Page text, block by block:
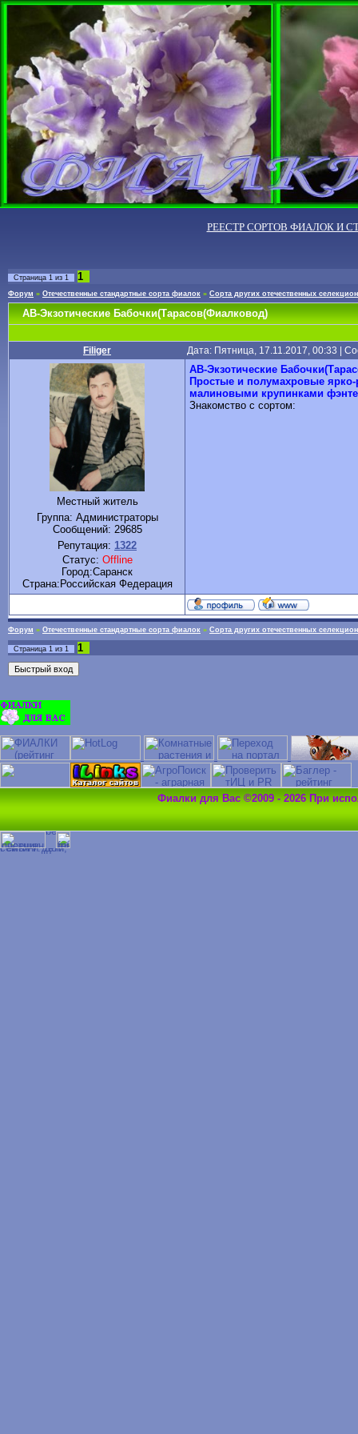
РЕЕСТР СОРТОВ ФИАЛОК И
Страница 1 из 1 1
Форум » Отечественные стандартные сорта фиалок » Сорта других отечественных
АВ-Экзотические Бабочки(Тарасов(Фиалковод)
Filiger Дата: Пятница, 17.11.2017, 00:33 |
Местный житель
Группа: Администраторы
Сообщений: 29685
Репутация: 1322
Статус: Offline
Город:Саранск
Cтрана:Российская Федерация
АВ-Экзотические
Простые и полумахровые
малиновыми крупинками
Знакомство с сортом:
Форум » Отечественные стандартные сорта фиалок » Сорта других отечественных
Страница 1 из 1 1
Фиалки для Вас ©2009 - 2026 При